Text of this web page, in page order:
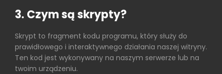
3. Czym są skrypty?
Skrypt to fragment kodu programu, który służy do
prawidłowego i interaktywnego działania naszej witryny.
Ten kod jest wykonywany na naszym serwerze lub na
twoim urządzeniu.